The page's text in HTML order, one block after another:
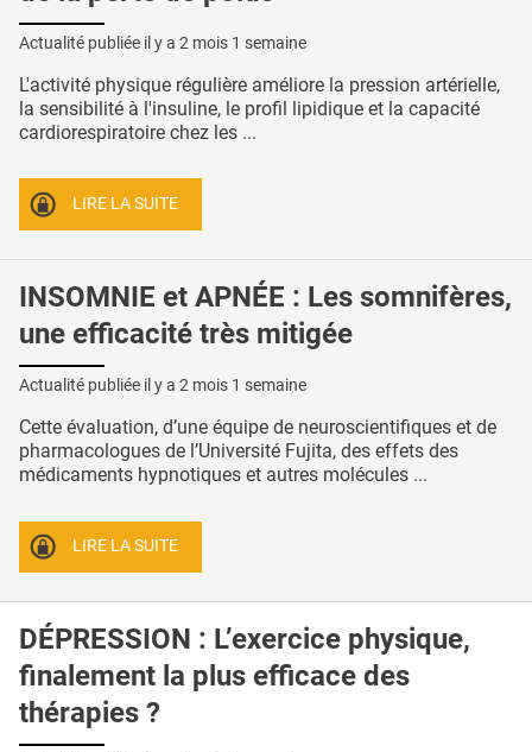
Actualité publiée il y a 2 mois 1 semaine
L'activité physique régulière améliore la pression artérielle,
la sensibilité à l'insuline, le profil lipidique et la capacité
cardiorespiratoire chez les ...
LIRE LA SUITE
INSOMNIE et APNÉE : Les somnifères,
une efficacité très mitigée
Actualité publiée il y a 2 mois 1 semaine
Cette évaluation, d’une équipe de neuroscientifiques et de
pharmacologues de l’Université Fujita, des effets des
médicaments hypnotiques et autres molécules ...
LIRE LA SUITE
DÉPRESSION : L’exercice physique,
finalement la plus efficace des
thérapies ?